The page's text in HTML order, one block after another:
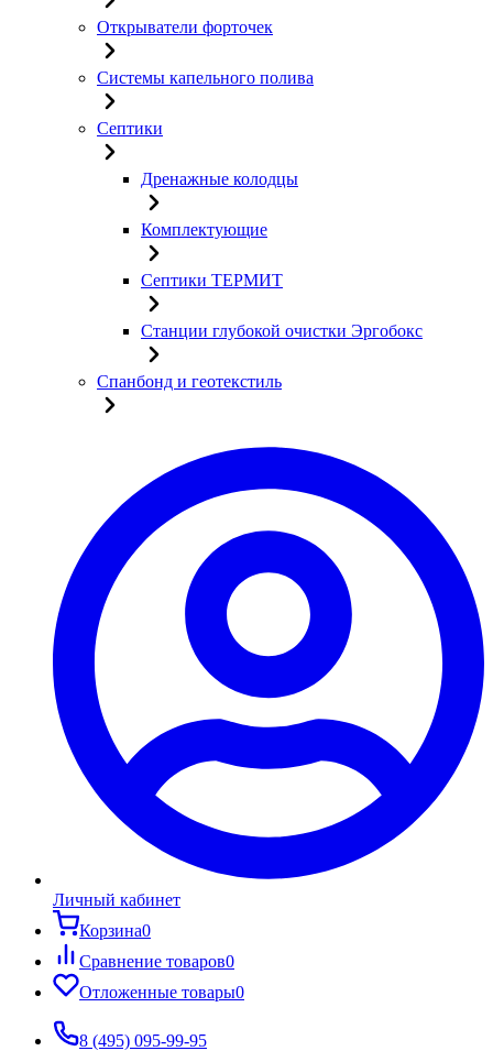
Открыватели форточек
Системы капельного полива
Септики
Дренажные колодцы
Комплектующие
Септики ТЕРМИТ
Станции глубокой очистки Эргобокс
Спанбонд и геотекстиль
Личный кабинет
Корзина0
Сравнение товаров0
Отложенные товары0
8 (495) 095-99-95